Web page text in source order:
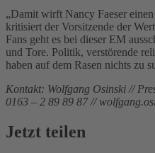
„Damit wirft Nancy Faeser
kritisiert der Vorsitzende der
Fans geht es bei dieser EM
und Tore. Politik, verstörende
haben auf dem Rasen nichts zu
Kontakt: Wolfgang Osinski //
0163 – 2 89 89 87 //
Jetzt teilen